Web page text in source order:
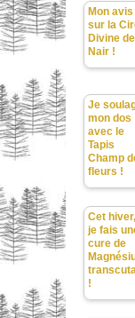
Mon avis
sur la
Divine de
Nair !
Je
mon dos
avec le
Tapis
Champ
fleurs !
Cet hiver,
je fais
cure de
!